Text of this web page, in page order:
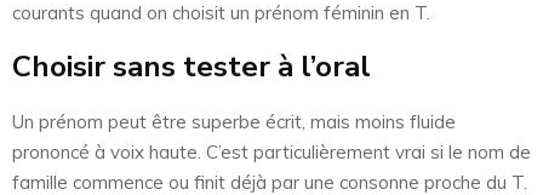
courants quand on choisit un prénom féminin en T.
Choisir sans tester à l’oral
Un prénom peut être superbe écrit, mais moins fluide
prononcé à voix haute. C’est particulièrement vrai si le nom de
famille commence ou finit déjà par une consonne proche du T.